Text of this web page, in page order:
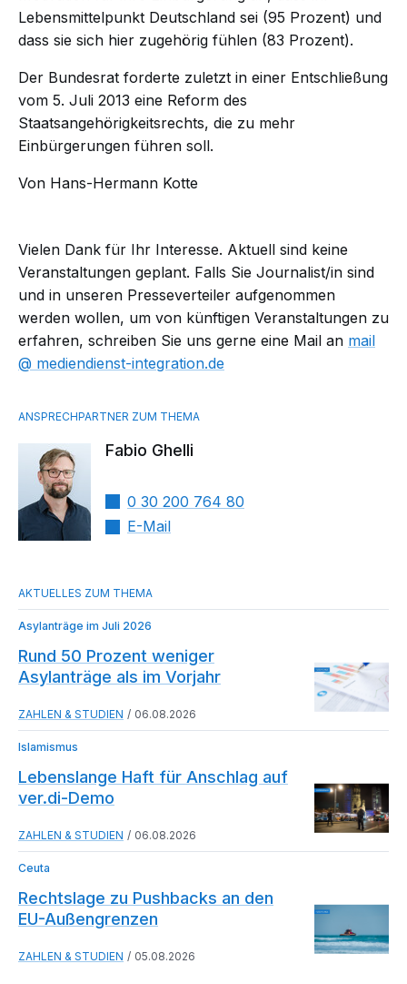
Lebensmittelpunkt Deutschland sei (95 Prozent) und
dass sie sich hier zugehörig fühlen (83 Prozent).
Der Bundesrat forderte zuletzt in einer Entschließung
vom 5. Juli 2013 eine Reform des
Staatsangehörigkeitsrechts, die zu mehr
Einbürgerungen führen soll.
Von Hans-Hermann Kotte
Vielen Dank für Ihr Interesse. Aktuell sind keine
Veranstaltungen geplant. Falls Sie Journalist/in sind
und in unseren Presseverteiler aufgenommen
werden wollen, um von künftigen Veranstaltungen zu
erfahren, schreiben Sie uns gerne eine Mail an mail​
mediendienst-integration.de
Fabio Ghelli
0 30 200 764 80
E-Mail
Asylanträge im Juli 2026
Rund 50 Prozent weniger
Asylanträge als im Vorjahr
ZAHLEN & STUDIEN 06.08.2026
Islamismus
Lebenslange Haft für Anschlag auf
ver.di-Demo
ZAHLEN & STUDIEN 06.08.2026
Ceuta
Rechtslage zu Pushbacks an den
EU-Außengrenzen
ZAHLEN & STUDIEN 05.08.2026